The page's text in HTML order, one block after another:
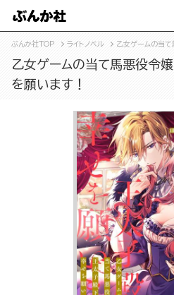
ぶんか社TOP ライトノベル 乙女ゲームの当
乙女ゲームの当て馬悪役令
を願います！